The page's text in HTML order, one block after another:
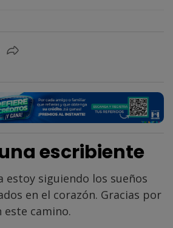
escribiente
estoy siguiendo los sueños
en el corazón. Gracias por
este camino.